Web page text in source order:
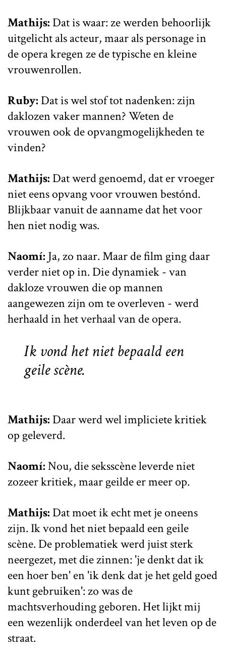
Mathijs: Dat is waar: ze werden behoorlijk
uitgelicht als acteur, maar als personage in
de opera kregen ze de typische en kleine
vrouwenrollen.
Ruby: Dat is wel stof tot nadenken: zijn
daklozen vaker mannen? Weten de
vrouwen ook de opvangmogelijkheden te
vinden?
Mathijs: Dat werd genoemd, dat er vroeger
niet eens opvang voor vrouwen bestónd.
Blijkbaar vanuit de aanname dat het voor
hen niet nodig was.
Naomí: Ja, zo naar. Maar de film ging daar
verder niet op in. Die dynamiek - van
dakloze vrouwen die op mannen
aangewezen zijn om te overleven - werd
herhaald in het verhaal van de opera.
Ik vond het niet bepaald een
geile scène.
Mathijs: Daar werd wel impliciete kritiek
op geleverd.
Naomí:Nou, die seksscène leverde niet
zozeer kritiek, maar geilde er meer op.
Mathijs: Dat moet ik echt met je oneens
zijn. Ik vond het niet bepaald een geile
scène. De problematiek werd juist sterk
neergezet, met die zinnen: 'je denkt dat ik
een hoer ben' en 'ik denk dat je het geld goed
kunt gebruiken': zo was de
machtsverhouding geboren. Het lijkt mij
een wezenlijk onderdeel van het leven op de
straat.